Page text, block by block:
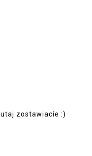
zostawiacie :)